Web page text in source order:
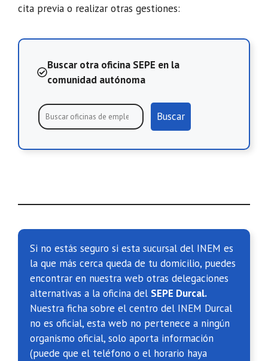
cita previa o realizar otras gestiones:
Buscar otra oficina SEPE en la
comunidad autónoma
Buscar
Si no estás seguro si esta sucursal del INEM es
la que más cerca queda de tu domicilio, puedes
encontrar en nuestra web otras delegaciones
alternativas a la oficina del SEPE Durcal.
Nuestra ficha sobre el centro del INEM Durcal
no es oficial, esta web no pertenece a ningún
organismo oficial, solo aporta información
(puede que el teléfono o el horario haya